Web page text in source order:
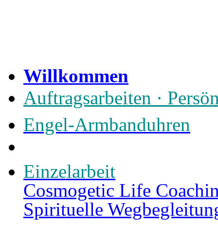
Willkommen
Auftragsarbeiten ·
Engel-Armbanduhren
Einzelarbeit
Cosmogetic Life
Spirituelle